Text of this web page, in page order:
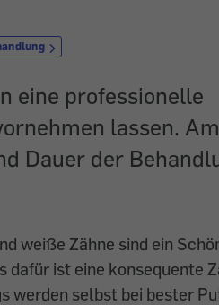
eine professionelle
lassen.
Dauer der
weiße Zähne sind ein
dafür ist eine konsequente
werden selbst bei bester